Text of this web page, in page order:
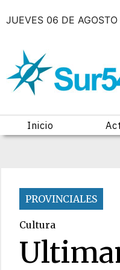
JUEVES 06 DE
Inicio
PROVINCIALES
Cultura